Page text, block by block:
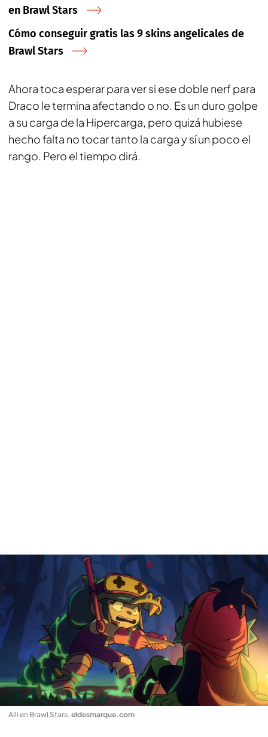
en Brawl Stars
Cómo conseguir gratis las 9 skins angelicales de
Brawl Stars
Ahora toca esperar para ver si ese doble nerf para
Draco le termina afectando o no. Es un duro golpe
a su carga de la Hipercarga, pero quizá hubiese
hecho falta no tocar tanto la carga y sí un poco el
rango. Pero el tiempo dirá.
Alli en Brawl Stars. eldesmarque.com